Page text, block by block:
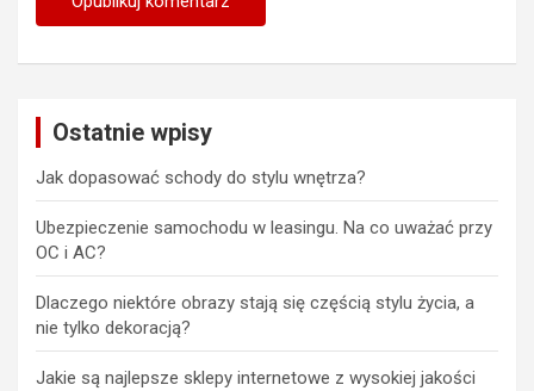
Ostatnie wpisy
Jak dopasować schody do stylu wnętrza?
Ubezpieczenie samochodu w leasingu. Na co uważać przy
OC i AC?
Dlaczego niektóre obrazy stają się częścią stylu życia, a
nie tylko dekoracją?
Jakie są najlepsze sklepy internetowe z wysokiej jakości